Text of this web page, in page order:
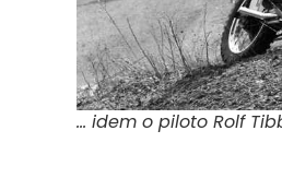
… idem o piloto Rolf